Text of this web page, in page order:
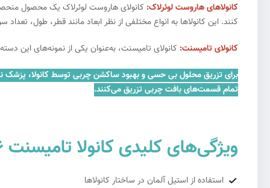
کانولاهای هاروست لوئرلاک: کانولای هاروست لوئرلاک یک محصول
کنند. این کانولاها به انواع مختلفی از نظر ابعاد مانند قطر، طول،
کانولای تامیسنت: کانولای تامیسنت، به‌عنوان یکی از نمونه‌های این
برای تزریق محلول بی حسی و بهبود ساکشن چربی توسط کانولا، پزشک
تمام قسمت‌های بافت چربی تزریق می‌کنند.
ویژگی‌های کلیدی کانولا تامیسنت 10x1x16:
استفاده از استیل آلمان در ساختار کانولاها